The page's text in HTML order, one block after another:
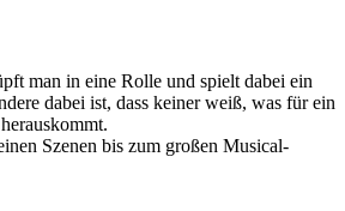
man in eine Rolle und spielt dabei ein
dabei ist, dass keiner weiß, was für ein
Szenen bis zum großen Musical-